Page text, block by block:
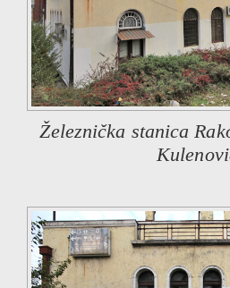
Železnička stanica